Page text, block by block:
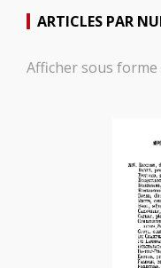
ARTICLES PAR
Afficher sous forme